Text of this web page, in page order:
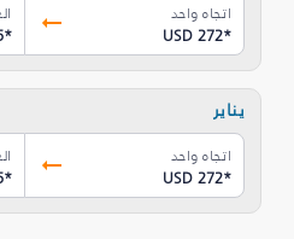
اتجاه واحد
USD 272*
*
يناير
اتجاه واحد
USD 272*
*